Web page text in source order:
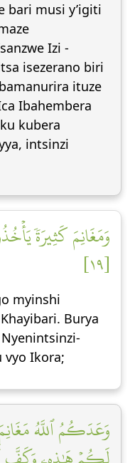
bari musi y’igiti
Izi -
isezerano biri
ituze
Ibahembera
kubera
intsinzi
وَمَغَانِمَ كَثِيرَةٗ
[١٩]
myinshi
Burya
vyo Ikora;
وَعَدَكُمُ ٱللَّهُ